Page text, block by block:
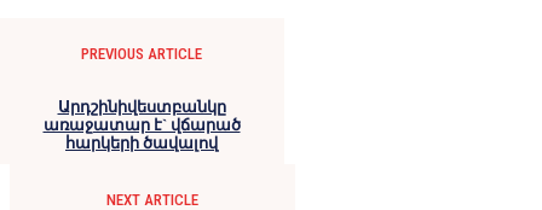
PREVIOUS ARTICLE
Արդշինիվեստբանկը
առաջատար է` վճարած
հարկերի ծավալով
NEXT ARTICLE